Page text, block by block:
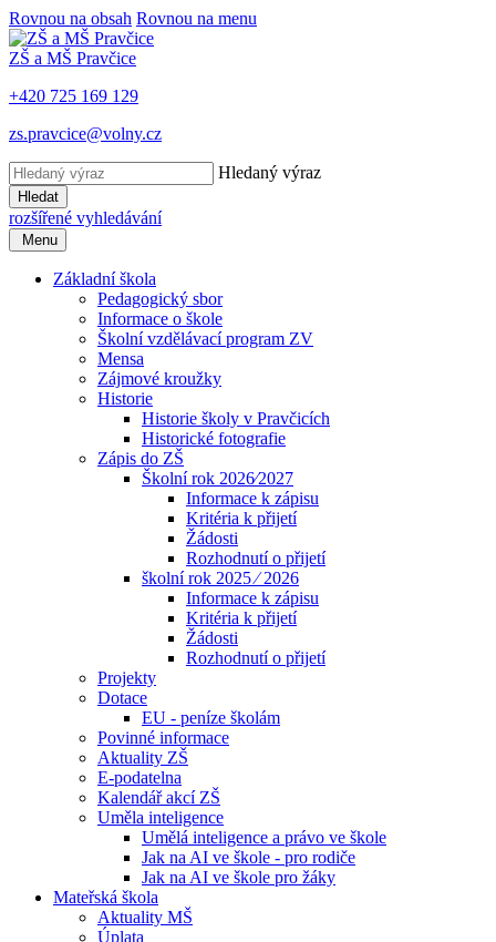
Rovnou na obsah Rovnou na menu
ZŠ a MŠ Pravčice
+420 725 169 129
zs.pravcice@volny.cz
Hledaný výraz
Hledat
rozšířené vyhledávání
Menu
Základní škola
Pedagogický sbor
Informace o škole
Školní vzdělávací program ZV
Mensa
Zájmové kroužky
Historie
Historie školy v Pravčicích
Historické fotografie
Zápis do ZŠ
Školní rok 2026⁄2027
Informace k zápisu
Kritéria k přijetí
Žádosti
Rozhodnutí o přijetí
školní rok 2025 ⁄ 2026
Informace k zápisu
Kritéria k přijetí
Žádosti
Rozhodnutí o přijetí
Projekty
Dotace
EU - peníze školám
Povinné informace
Aktuality ZŠ
E-podatelna
Kalendář akcí ZŠ
Uměla inteligence
Umělá inteligence a právo ve škole
Jak na AI ve škole - pro rodiče
Jak na AI ve škole pro žáky
Mateřská škola
Aktuality MŠ
Úplata